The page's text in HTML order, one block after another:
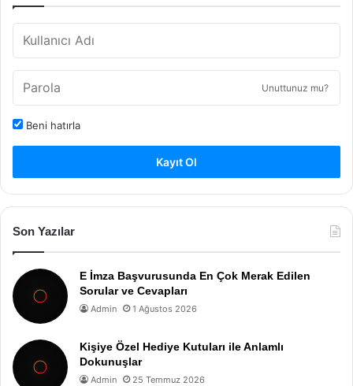
Unuttunuz mu?
Beni hatırla
Kayıt Ol
Son Yazılar
E İmza Başvurusunda En Çok Merak Edilen
Sorular ve Cevapları
Admin 1 Ağustos 2026
Kişiye Özel Hediye Kutuları ile Anlamlı
Dokunuşlar
Admin 25 Temmuz 2026